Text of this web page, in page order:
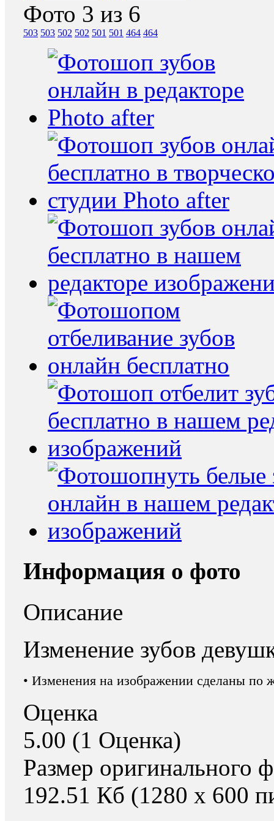
Фото 3 из 6
503 503 502 502 501 501 464 464
Информация о фото
Описание
Изменение зубов
• Изменения на изображении сделаны по
Оценка
5.00 (1 Оценка)
Размер оригинального
192.51 Кб (1280 x 600